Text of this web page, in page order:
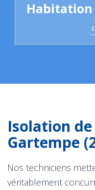
Isolation
Gartempe
Nos techniciens
véritablement